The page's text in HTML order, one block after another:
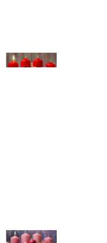
© Michael Bihlmayer
© Michael Bihlmayer